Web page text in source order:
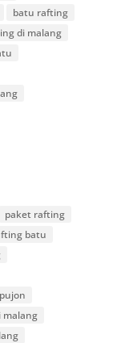
batu rafting
di malang
paket rafting
batu